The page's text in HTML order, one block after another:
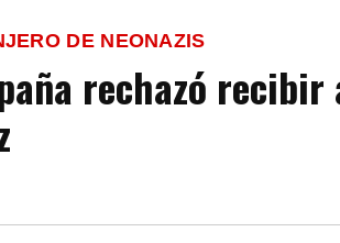
DE NEONAZIS
rechazó